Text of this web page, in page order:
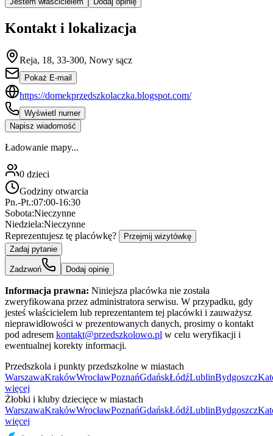
Kontakt i lokalizacja
Reja, 18, 33-300, Nowy sącz
Pokaż E-mail
https://domekprzedszkolaczka.blogspot.com/
Wyświetl numer
Napisz wiadomość
Ładowanie mapy...
0 dzieci
Godziny otwarcia
Pn.-Pt.:07:00-16:30
Sobota:Nieczynne
Niedziela:Nieczynne
Reprezentujesz tę placówkę?
Przejmij wizytówkę
Zadaj pytanie
Zadzwoń Dodaj opinię
Informacja prawna: Niniejsza placówka nie została
zweryfikowana przez administratora serwisu. W przypadku, gdy
jesteś właścicielem lub reprezentantem tej placówki i zauważysz
nieprawidłowości w prezentowanych danych, prosimy o kontakt
pod adresem kontakt@przedszkolowo.pl w celu weryfikacji i
ewentualnej korekty informacji.
Przedszkola i punkty przedszkolne w miastach
WarszawaKrakówWrocławPoznańGdańskŁódźLublinBydgoszcz
więcej
Żłobki i kluby dziecięce w miastach
WarszawaKrakówWrocławPoznańGdańskŁódźLublinBydgoszcz
więcej